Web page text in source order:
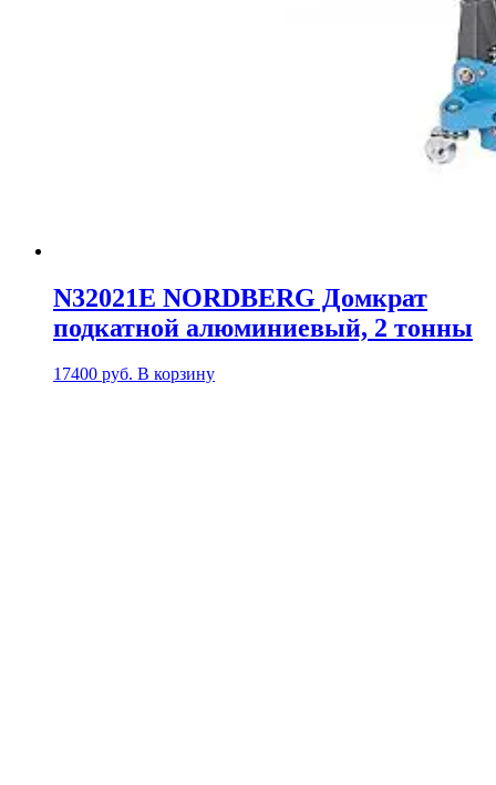
N32021E NORDBERG Домкрат
подкатной алюминиевый, 2 тонны
17400 руб. В корзину